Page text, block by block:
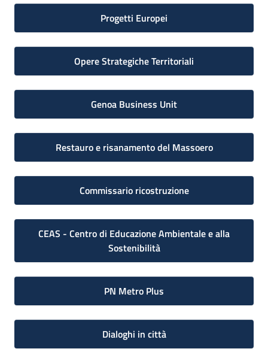
Progetti Europei
Opere Strategiche Territoriali
Genoa Business Unit
Restauro e risanamento del Massoero
Commissario ricostruzione
CEAS - Centro di Educazione Ambientale e alla
Sostenibilità
PN Metro Plus
Dialoghi in città